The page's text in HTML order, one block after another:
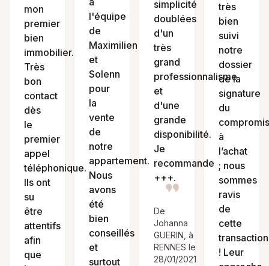
mon
premier
bien
immobilier.
Très
bon
contact
dès
le
premier
appel
téléphonique.
Ils ont
su
être
attentifs
afin
que
l'équipe
de
Maximilien
et
Solenn
pour
la
vente
de
notre
appartement.
Nous
avons
été
bien
conseillés
et
surtout
simplicité
doublées
d'un
très
grand
professionnalisme
et
d'une
grande
disponibilité.
Je
recommande
+++.
De
Johanna
GUERIN, à
RENNES le
28/01/2021
très
bien
suivi
notre
dossier
de la
signature
du
compromis
à
l’achat
; nous
sommes
ravis
de
cette
transaction
! Leur